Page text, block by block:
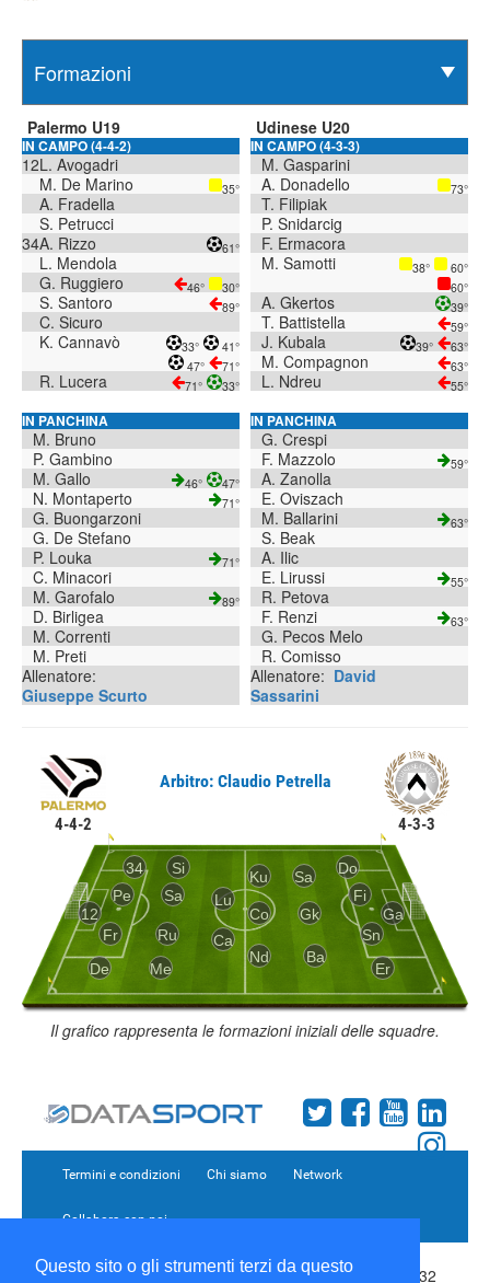
Questo sito o gli strumenti terzi da questo
Palermo U19
IN CAMPO (4-4-2)
12L. Avogadri
M. De Marino
35°
A. Fradella
S. Petrucci
34A. Rizzo 61°
L. Mendola
G. Ruggiero
46° 30°
S. Santoro 89°
C. Sicuro
K. Cannavò
33°
41°
47°
71°
R. Lucera 71° 33°
IN PANCHINA
M. Bruno
P. Gambino
M. Gallo
46° 47°
N. Montaperto 71°
G. Buongarzoni
G. De Stefano
P. Louka
71°
C. Minacori
M. Garofalo
89°
D. Birligea
M. Correnti
M. Preti
Allenatore:
Giuseppe Scurto
Udinese U20
IN CAMPO (4-3-3)
M. Gasparini
A. Donadello
73°
T. Filipiak
P. Snidarcig
F. Ermacora
M. Samotti
38°
60°
60°
A. Gkertos 39°
T. Battistella 59°
J. Kubala 39° 63°
M. Compagnon 63°
L. Ndreu 55°
IN PANCHINA
G. Crespi
F. Mazzolo
59°
A. Zanolla
E. Oviszach
M. Ballarini
63°
S. Beak
A. Ilic
E. Lirussi
55°
R. Petova
F. Renzi
63°
G. Pecos Melo
R. Comisso
Allenatore: David
Sassarini
4-4-2
Arbitro: Claudio Petrella
4-3-3
12 Ga
De
Do
Fr
Fi
Pe
Sn
34
Er
Me
Sa
Ru
Gk
Sa
Ba
Si Ku
Ca
Co
Lu
Nd
Il grafico rappresenta le formazioni iniziali delle squadre.
Termini e condizioni Chi siamo Network
Collabora con noi
Copyright 1995-2026 ©Wise SrlVia Palmanova 8 20132